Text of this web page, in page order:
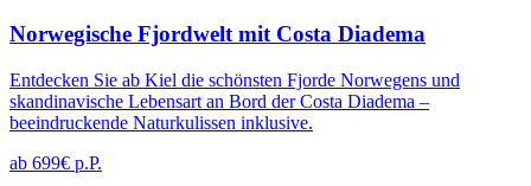
Norwegische Fjordwelt mit Costa Diadema
Entdecken Sie ab Kiel die schönsten Fjorde Norwegens und
skandinavische Lebensart an Bord der Costa Diadema –
beeindruckende Naturkulissen inklusive.
ab 699€ p.P.